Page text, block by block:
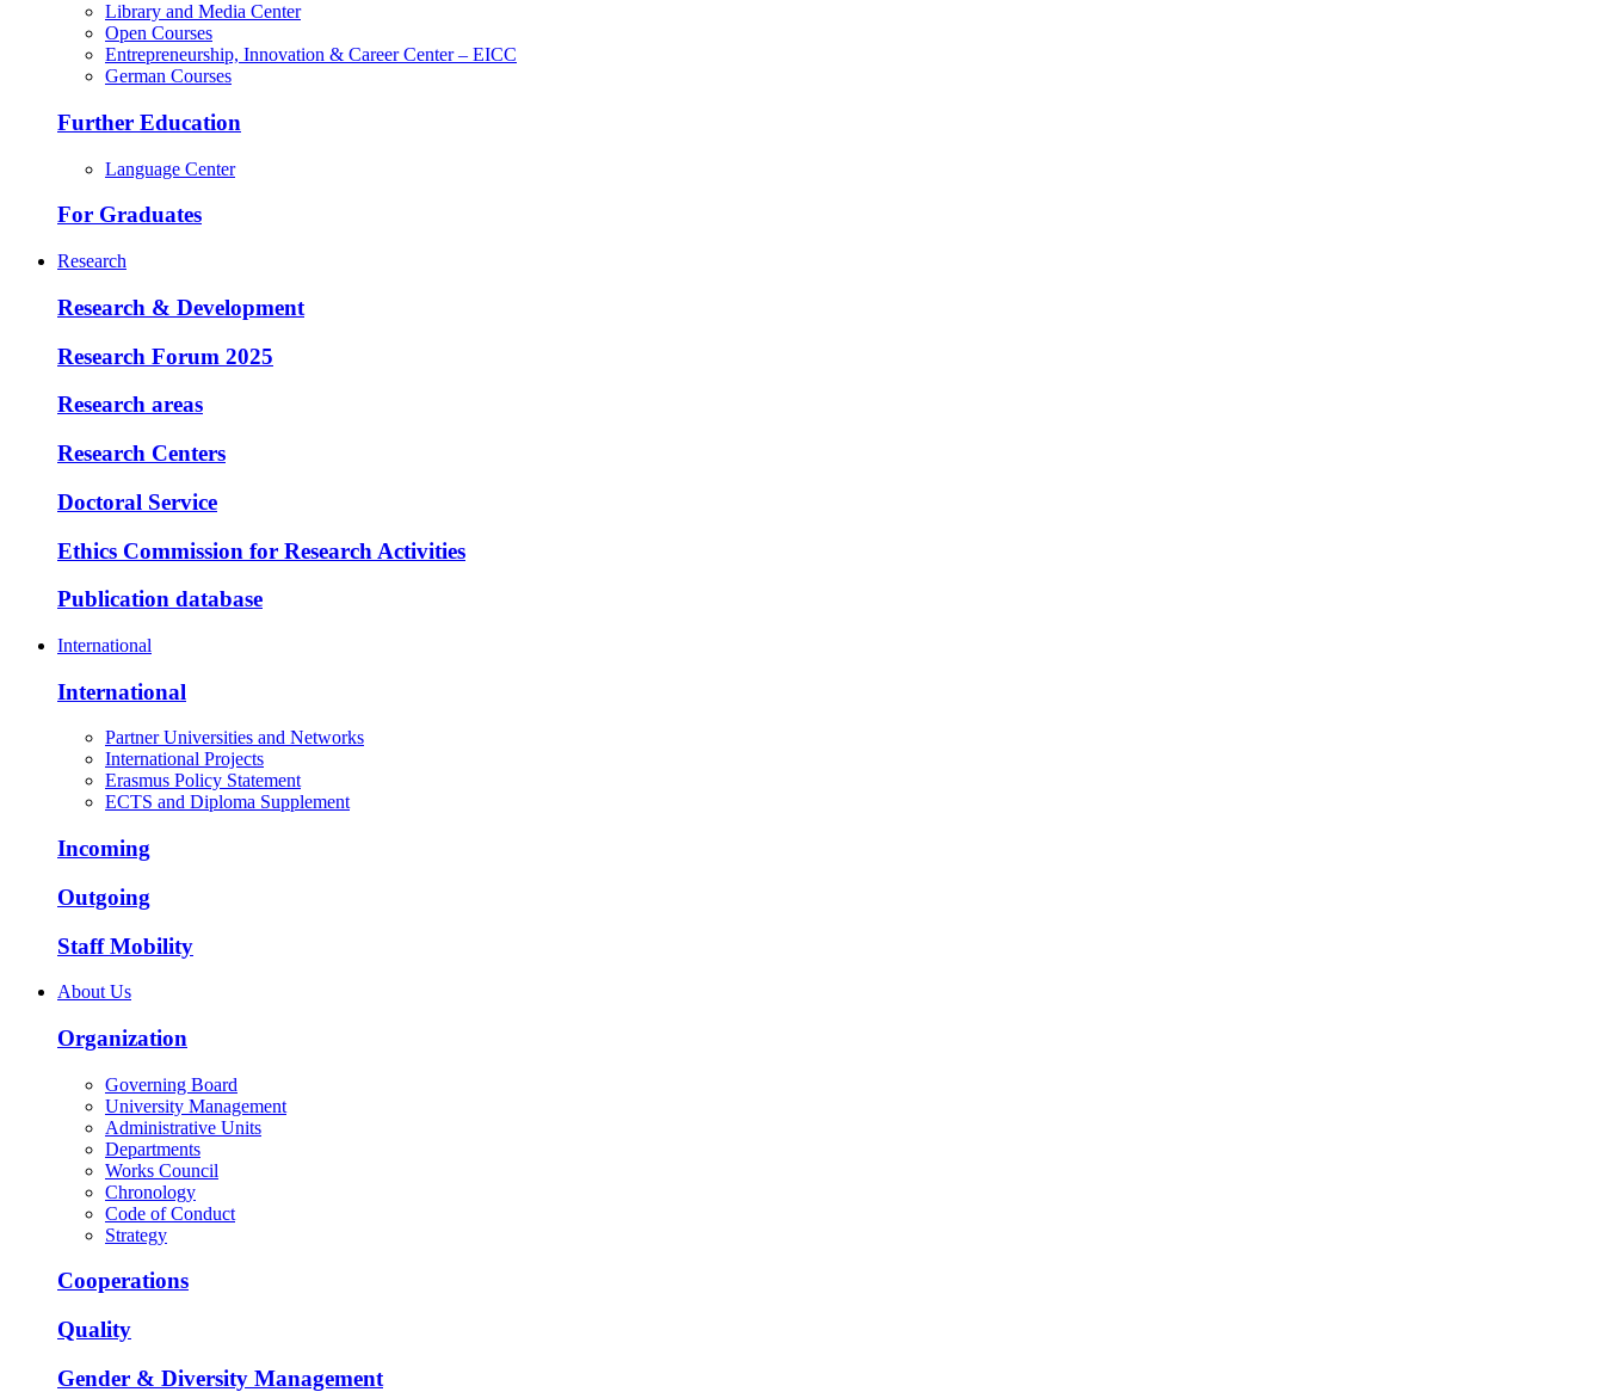
Library and Media Center
Open Courses
Entrepreneurship, Innovation & Career Center – EICC
German Courses
Further Education
Language Center
For Graduates
Research
Research & Development
Research Forum 2025
Research areas
Research Centers
Doctoral Service
Ethics Commission for Research Activities
Publication database
International
International
Partner Universities and Networks
International Projects
Erasmus Policy Statement
ECTS and Diploma Supplement
Incoming
Outgoing
Staff Mobility
About Us
Organization
Governing Board
University Management
Administrative Units
Departments
Works Council
Chronology
Code of Conduct
Strategy
Cooperations
Quality
Gender & Diversity Management